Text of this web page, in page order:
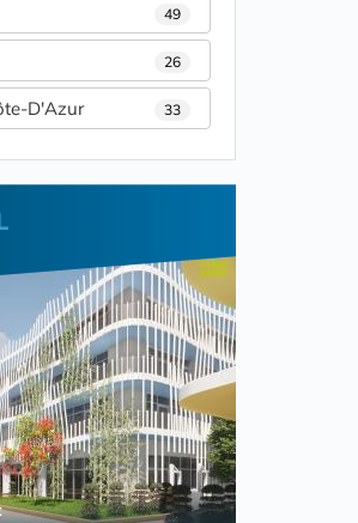
49
26
D'Azur 33